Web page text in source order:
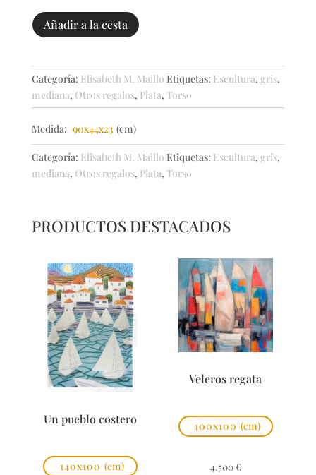
PACTOS
cantidad
Añadir a la cesta
Categoría: Elisabeth M. Maillo Etiquetas: Escultura, gris,
mediana, Otros regalos, Plata, Torso
Medida: 90x44x23 (cm)
Categoría: Elisabeth M. Maillo Etiquetas: Escultura, gris,
mediana, Otros regalos, Plata, Torso
PRODUCTOS DESTACADOS
Un pueblo costero
140x100 (cm)
Veleros regata
100x100 (cm)
4.500 €